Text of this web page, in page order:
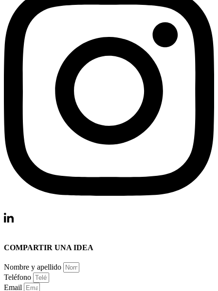
COMPARTIR UNA IDEA
Nombre y apellido
Teléfono
Email